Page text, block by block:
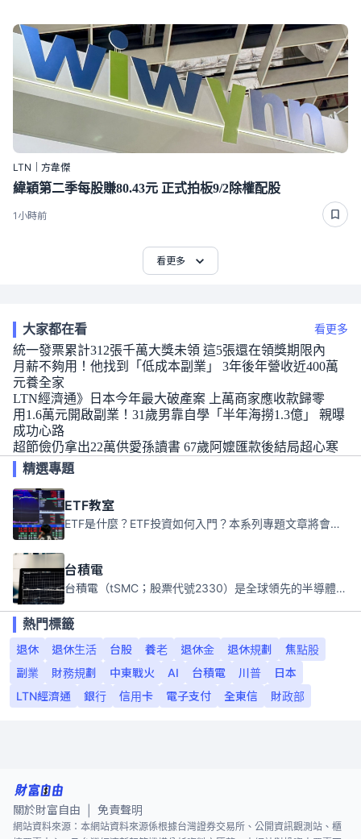
LTN｜方韋傑
緯穎第二季每股賺80.43元 正式拍板9/2除權配股
1小時前
看更多
大家都在看 看更多
統一發票累計312張千萬大獎未領 這5張還在領獎期限內
月薪不夠用！他找到「低成本副業」 3年後年營收近400萬
元養全家
LTN經濟通》日本今年最大破產案 上萬商家應收款歸零
用1.6萬元開啟副業！31歲男靠自學「半年海撈1.3億」 親曝
成功心路
超節儉仍拿出22萬供愛孫讀書 67歲阿嬤匯款後結局超心寒
精選專題
ETF教室
ETF是什麼？ETF投資如何入門？本系列專題文章將會告訴你新手必須知道的ETF基礎知識。
台積電
台積電（tSMC；股票代號2330）是全球領先的半導體代工公司，成立於1987年，總部位於台灣新竹。且已於美國、日本、德國及中國設廠，台積電是全球首家專業積體電路製造服務公司，也是全球最先進和最大規模的半導體代工廠。
熱門標籤
退休
退休生活 台股 養老 退休金 退休規劃
焦點股
副業
財務規劃 中東戰火 AI 台積電 川普
日本
LTN經濟通
銀行 信用卡 電子支付 全東信 財政部
關於財富自由 免責聲明
網站資料來源：本網站資料來源係根據台灣證券交易所、公開資訊觀測站、櫃